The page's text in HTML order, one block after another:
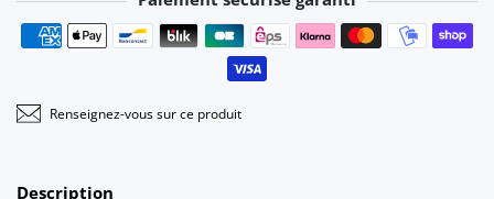
Moyens de paiement
Renseignez-vous sur ce produit
Description